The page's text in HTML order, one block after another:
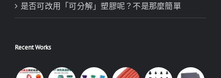
是否可改用「可分解」塑膠呢？不是那麼簡單
Recent Works